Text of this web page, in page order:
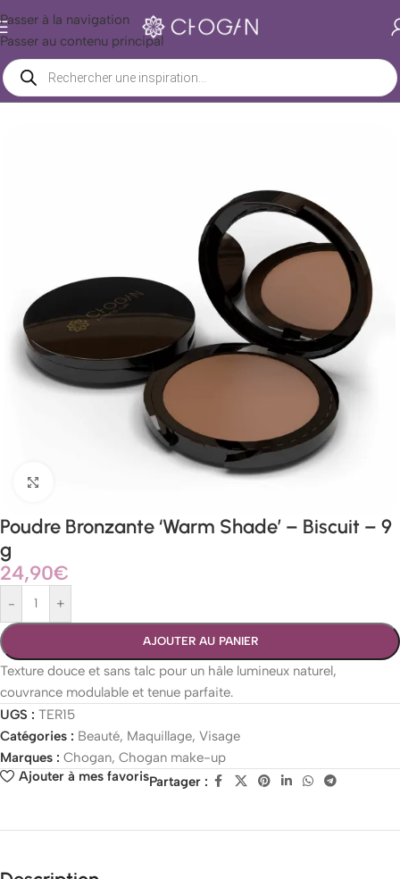
Passer à la navigation
Passer au contenu principal
Accueil/ Boutique Chogan/ Beauté/ Maquillage/ Visage
Poudre Bronzante ‘Warm Shade’ – Biscuit – 9
g
24,90€
- +
AJOUTER AU PANIER
Texture douce et sans talc pour un hâle lumineux naturel,
couvrance modulable et tenue parfaite.
UGS : TER15
Catégories : Beauté, Maquillage, Visage
Marques : Chogan, Chogan make-up
Ajouter à mes favorisPartager :